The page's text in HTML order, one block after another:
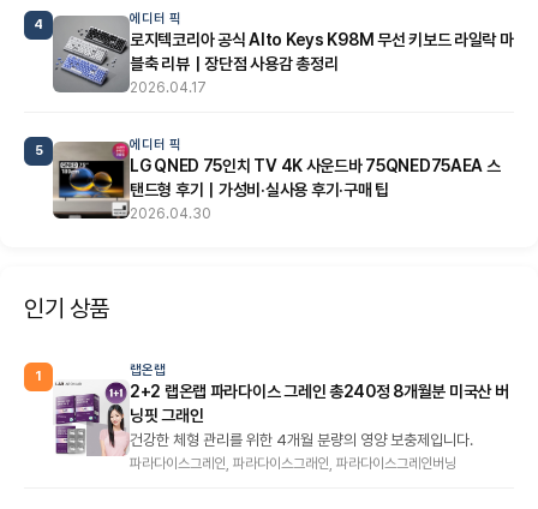
4 에디터 픽
로지텍코리아 공식 Alto Keys K98M 무선 키보드 라일락 마
블축 리뷰｜장단점 사용감 총정리
2026.04.17
5 에디터 픽
LG QNED 75인치 TV 4K 사운드바 75QNED75AEA 스
탠드형 후기｜가성비·실사용 후기·구매 팁
2026.04.30
인기 상품
1 랩온랩
2+2 랩온랩 파라다이스 그레인 총240정 8개월분 미국산 버
닝핏 그래인
건강한 체형 관리를 위한 4개월 분량의 영양 보충제입니다.
파라다이스그레인, 파라다이스그래인, 파라다이스그레인버닝